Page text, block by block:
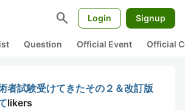
search Login Signup
Question Official Event Official
者試験受けてきたその２＆改訂版
likers